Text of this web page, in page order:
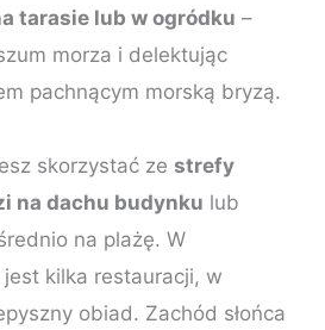
tarasie lub w ogródku –
morza i delektując
pachnącym morską bryzą.
skorzystać ze strefy
na dachu budynku lub
na plażę. W
kilka restauracji, w
obiad. Zachód słońca